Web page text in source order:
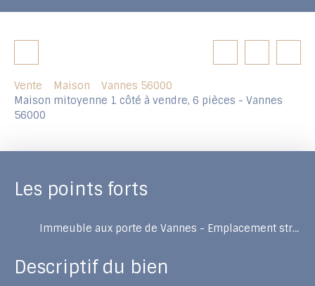
Vente Maison
Vannes 56000
Maison mitoyenne 1 côté à vendre, 6 pièces - Vannes
56000
Les points forts
Immeuble aux porte de Vannes - Emplacement stratégique
Descriptif du bien